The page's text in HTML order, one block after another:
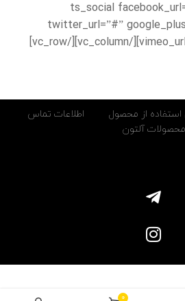
[/vc_column_text][ts_social
twitter_url=”#”
vimeo_url=”#”
از محصول
اطلاعات تماس
محصولات آلتون
0